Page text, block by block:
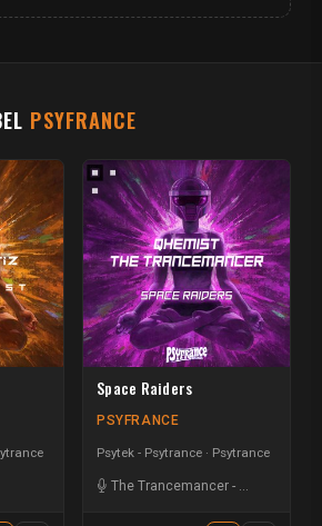
PSYFRANCE
Space Raiders
PSYFRANCE
Psytek - Psytrance Psytrance
The Trancemancer - Qhemist